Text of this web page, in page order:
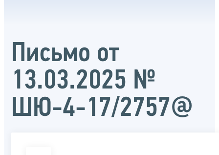
Письмо от
13.03.2025 №
ШЮ-4-17/2757@